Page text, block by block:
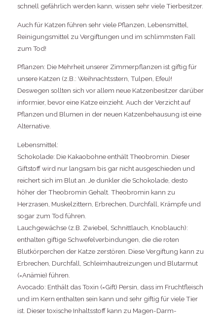
schnell gefährlich werden kann, wissen sehr viele Tierbesitzer.
Auch für Katzen führen sehr viele Pflanzen, Lebensmittel,
Reinigungsmittel zu Vergiftungen und im schlimmsten Fall
zum Tod!
Pflanzen: Die Mehrheit unserer Zimmerpflanzen ist giftig für
unsere Katzen (z.B.: Weihnachtsstern, Tulpen, Efeu)!
Deswegen sollten sich vor allem neue Katzenbesitzer darüber
informier, bevor eine Katze einzieht. Auch der Verzicht auf
Pflanzen und Blumen in der neuen Katzenbehausung ist eine
Alternative.
Lebensmittel:
Schokolade: Die Kakaobohne enthält Theobromin. Dieser
Giftstoff wird nur langsam bis gar nicht ausgeschieden und
reichert sich im Blut an. Je dunkler die Schokolade, desto
höher der Theobromin Gehalt. Theobromin kann zu
Herzrasen, Muskelzittern, Erbrechen, Durchfall, Krämpfe und
sogar zum Tod führen.
Lauchgewächse (z.B. Zwiebel, Schnittlauch, Knoblauch):
enthalten giftige Schwefelverbindungen, die die roten
Blutkörperchen der Katze zerstören. Diese Vergiftung kann zu
Erbrechen, Durchfall, Schleimhautreizungen und Blutarmut
(=Anämie) führen.
Avocado: Enthält das Toxin (=Gift) Persin, dass im Fruchtfleisch
und im Kern enthalten sein kann und sehr giftig für viele Tier
ist. Dieser toxische Inhaltsstoff kann zu Magen-Darm-